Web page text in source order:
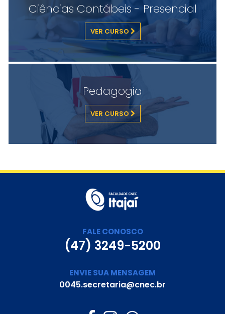
Ciências Contábeis - Presencial
VER CURSO
Pedagogia
VER CURSO
FALE CONOSCO
(47) 3249-5200
ENVIE SUA MENSAGEM
0045.secretaria@cnec.br